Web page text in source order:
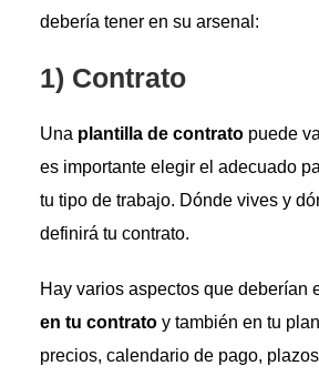
debería tener en su arsenal:
1) Contrato
Una plantilla de contratopuede
es importante elegir el adecuado
tu tipo de trabajo. Dónde vives y
definirá tu contrato.
Hay varios aspectos que deberían
en tu contratoy también en tu
precios, calendario de pago,